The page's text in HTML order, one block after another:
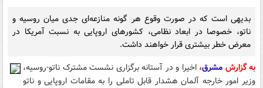
بدیهی است که در صورت وقوع هر گونه منازعه‌ای جدی میان روسیه و
ناتو، خصوصا در ابعاد نظامی، کشورهای اروپایی به نسبت آمریکا در
معرض خطر بیشتری قرار خواهند داشت.
به گزارش مشرق، اخیرا و در آستانه برگزاری نشست مشترک ناتو-روسیه،
وزیر امور خارجه آلمان هشدار قابل تاملی را به مقامات اروپایی و ناتو